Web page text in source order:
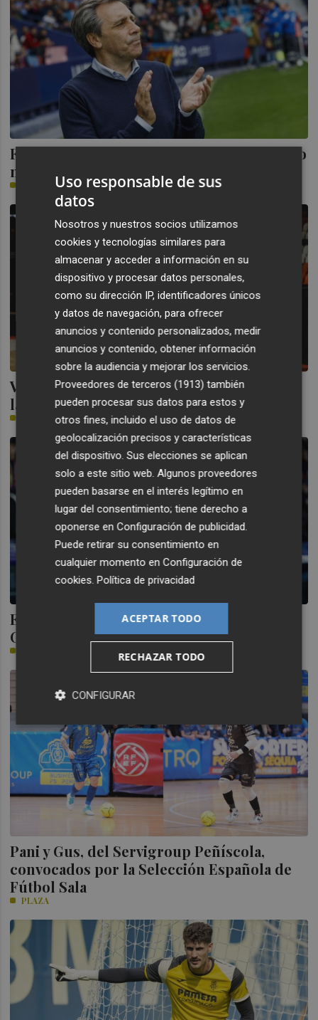
Felipe: “Uno puede aceptar una rebaja pero
no un rebajón”
Valencia Basket vuelve a la competición en
la pista del Casademont Zaragoza
El Levante prescinde del asistente de
Calero por un “ajuste económico”
Pani y Gus, del Servigroup Peñíscola,
convocados por la Selección Española de
Fútbol Sala
PLAZA
Uso responsable de sus
datos
Nosotros y nuestros socios utilizamos
cookies y tecnologías similares para
almacenar y acceder a información en su
dispositivo y procesar datos personales,
como su dirección IP, identificadores únicos
y datos de navegación, para ofrecer
anuncios y contenido personalizados, medir
anuncios y contenido, obtener información
sobre la audiencia y mejorar los servicios.
Proveedores de terceros (1913) también
pueden procesar sus datos para estos y
otros fines, incluido el uso de datos de
geolocalización precisos y características
del dispositivo. Sus elecciones se aplican
solo a este sitio web. Algunos proveedores
pueden basarse en el interés legítimo en
lugar del consentimiento; tiene derecho a
oponerse enConfiguración de publicidad
Puede retirar su consentimiento en
cualquier momento enConfiguración de
cookies .Política de privacidad
ACEPTAR TODO
RECHAZAR TODO
CONFIGURAR